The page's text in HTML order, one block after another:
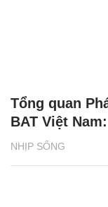
NHỊP SỐNG
Tổng quan
BAT Việt